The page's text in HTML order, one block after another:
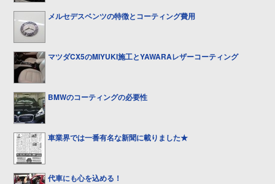
メルセデスベンツの特徴とコーティング費用
マツダCX5のMIYUKI施工とYAWARAレザーコーティング
BMWのコーティングの必要性
車業界では一番有名な新聞に載りました★
代車にも心を込める！